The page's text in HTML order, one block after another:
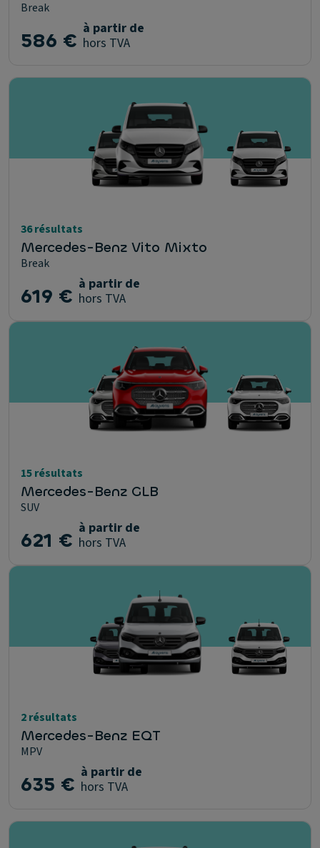
Break
586 € à partir de
hors TVA
36 résultats
Mercedes-Benz Vito Mixto
Break
619 € à partir de
hors TVA
15 résultats
Mercedes-Benz GLB
SUV
621 € à partir de
hors TVA
2 résultats
Mercedes-Benz EQT
MPV
635 € à partir de
hors TVA